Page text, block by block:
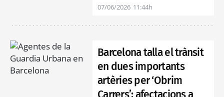
07/06/2026 11:44h
Barcelona talla el trànsit
en dues importants
artèries per ‘Obrim